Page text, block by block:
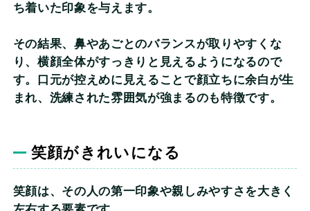
ち着いた印象を与えます。
その結果、鼻やあごとのバランスが取りやすくな
り、横顔全体がすっきりと見えるようになるので
す。口元が控えめに見えることで顔立ちに余白が生
まれ、洗練された雰囲気が強まるのも特徴です。
笑顔がきれいになる
笑顔は、その人の第一印象や親しみやすさを大きく